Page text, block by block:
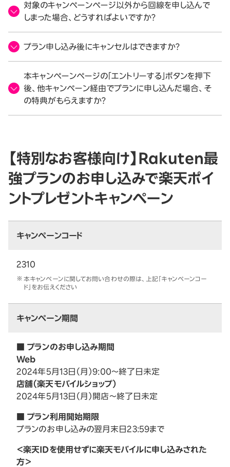
対象のキャンペーンページ以外から回線を申し込んで
しまった場合、どうすればよいですか？
プラン申し込み後にキャンセルはできますか？
本キャンペーンページの「エントリーする」ボタンを押下
後、他キャンペーン経由でプランに申し込んだ場合、そ
の特典がもらえますか？
【特別なお客様向け】Rakuten最
強プランのお申し込みで楽天ポイ
ントプレゼントキャンペーン
キャンペーンコード
2310
本キャンペーンに関してお問い合わせの際は、上記「キャンペーンコー
ド」をお伝えください
キャンペーン期間
■ プランのお申し込み期間
Web
2024年5月13日（月）9:00～終了日未定
店舗（楽天モバイルショップ）
2024年5月13日（月）開店～終了日未定
■ プラン利用開始期限
プランのお申し込みの翌月末日23:59まで
＜楽天IDを使用せずに楽天モバイルに申し込みされた
方＞